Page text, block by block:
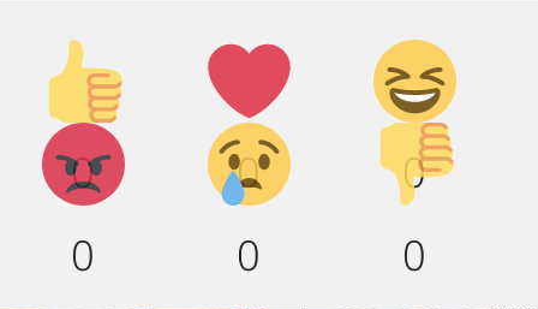
Палец
вверх!
0
Лайк!
0
Дикий
смех!
0
Агрессия!
0
Грусть :
(
0
Палец
вниз!
0